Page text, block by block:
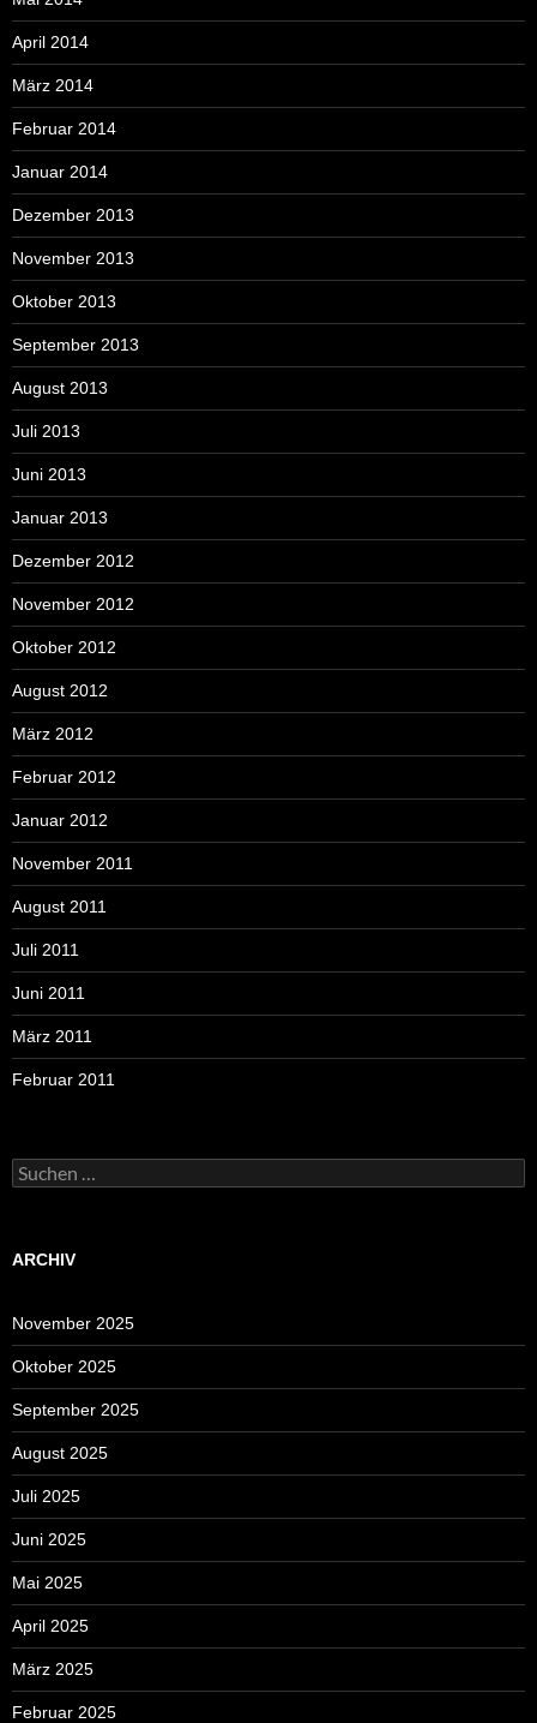
April 2014
März 2014
Februar 2014
Januar 2014
Dezember 2013
November 2013
Oktober 2013
September 2013
August 2013
Juli 2013
Juni 2013
Januar 2013
Dezember 2012
November 2012
Oktober 2012
August 2012
März 2012
Februar 2012
Januar 2012
November 2011
August 2011
Juli 2011
Juni 2011
März 2011
Februar 2011
Suchen
nach:
ARCHIV
November 2025
Oktober 2025
September 2025
August 2025
Juli 2025
Juni 2025
Mai 2025
April 2025
März 2025
Februar 2025